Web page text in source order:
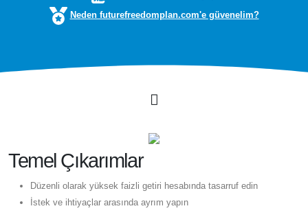
Neden futurefreedomplan.com'e güvenelim?
Temel Çıkarımlar
Düzenli olarak yüksek faizli getiri hesabında tasarruf edin
İstek ve ihtiyaçlar arasında ayrım yapın